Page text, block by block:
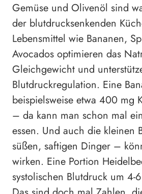
Gemüse und Olivenöl sind
der blutdrucksenkenden
Lebensmittel wie Bananen,
Avocados optimieren das
Gleichgewicht und
Blutdruckregulation. Eine
beispielsweise etwa 400 mg
– da kann man schon mal
essen. Und auch die kleinen
süßen, saftigen Dinger –
wirken. Eine Portion
systolischen Blutdruck um 4-